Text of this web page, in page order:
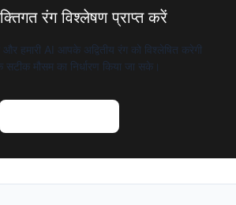
रंग विश्लेषण प्राप्त करें
हमारी AI आपके अद्वितीय रंग को विश्लेषित करेगी
मौसम का निर्धारण किया जा सके।